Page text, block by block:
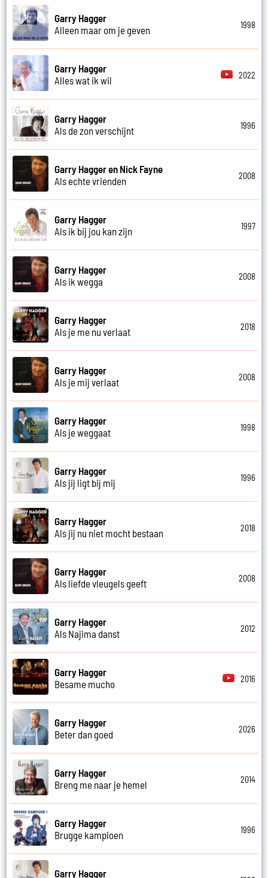
Garry Hagger
Alleen maar om je geven
1998
Garry Hagger
Alles wat ik wil
2022
Garry Hagger
Als de zon verschijnt
1996
Garry Hagger en Nick Fayne
Als echte vrienden
2008
Garry Hagger
Als ik bij jou kan zijn
1997
Garry Hagger
Als ik wegga
2008
Garry Hagger
Als je me nu verlaat
2018
Garry Hagger
Als je mij verlaat
2008
Garry Hagger
Als je weggaat
1998
Garry Hagger
Als jij ligt bij mij
1996
Garry Hagger
Als jij nu niet mocht bestaan
2018
Garry Hagger
Als liefde vleugels geeft
2008
Garry Hagger
Als Najima danst
2012
Garry Hagger
Besame mucho
2016
Garry Hagger
Beter dan goed
2026
Garry Hagger
Breng me naar je hemel
2014
Garry Hagger
Brugge kampioen
1996
Garry Hagger